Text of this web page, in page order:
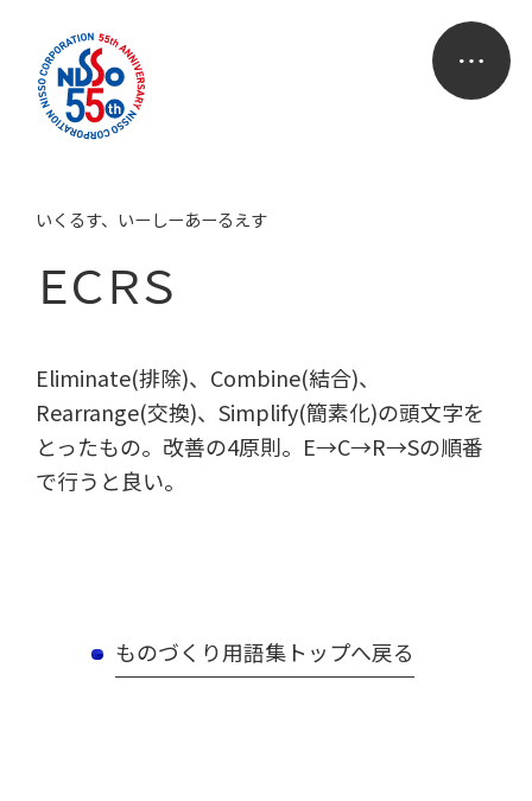
ＥＣＲＳ
いくるす、いーしーあーるえす
Eliminate(排除)、Combine(結合)、
Rearrange(交換)、Simplify(簡素化)の頭文字を
とったもの。改善の4原則。E→C→R→Sの順番
で行うと良い。
ものづくり用語集トップへ戻る